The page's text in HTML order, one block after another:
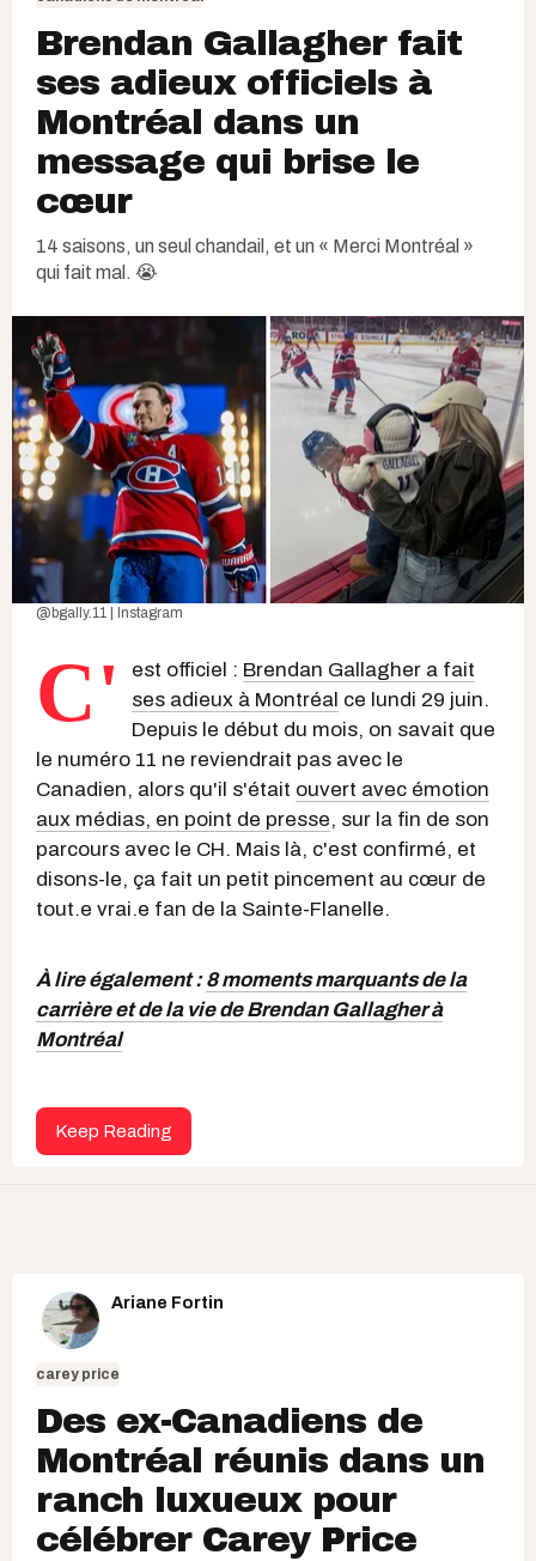
Brendan Gallagher fait
ses adieux officiels à
Montréal dans un
message qui brise le
cœur
14 saisons, un seul chandail, et un « Merci Montréal »
qui fait mal. 😭
@bgally.11 | Instagram
C' est officiel : Brendan Gallagher a fait
ses adieux à Montréal ce lundi 29 juin.
Depuis le début du mois, on savait que
le numéro 11 ne reviendrait pas avec le
Canadien, alors qu'il s'était ouvert avec émotion
aux médias, en point de presse, sur la fin de son
parcours avec le CH. Mais là, c'est confirmé, et
disons-le, ça fait un petit pincement au cœur de
tout.e vrai.e fan de la Sainte-Flanelle.
À lire également :8 moments marquants de la
carrière et de la vie de Brendan Gallagher à
Montréal
Keep Reading
Ariane Fortin
carey price
Des ex-Canadiens de
Montréal réunis dans un
ranch luxueux pour
célébrer Carey Price